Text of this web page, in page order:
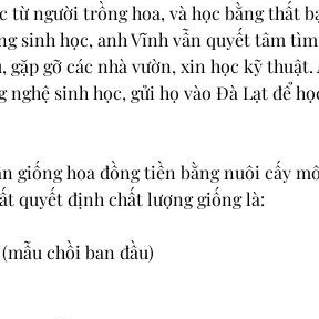
từ người trồng hoa, và học bằng thất
sinh học, anh Vĩnh vẫn quyết tâm
gặp gỡ các nhà vườn, xin học kỹ thuật.
nghệ sinh học, gửi họ vào Đà Lạt để
giống hoa đồng tiền bằng nuôi cấy
quyết định chất lượng giống là:
chồi ban đầu)